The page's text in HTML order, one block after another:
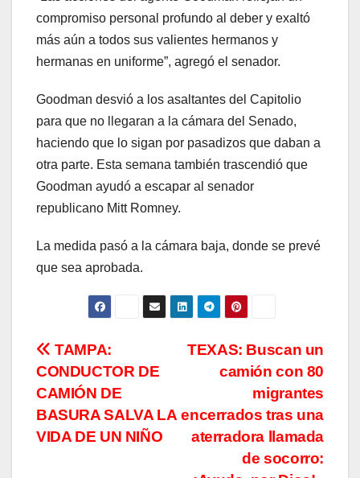
compromiso personal profundo al deber y exaltó
más aún a todos sus valientes hermanos y
hermanas en uniforme”, agregó el senador.
Goodman desvió a los asaltantes del Capitolio
para que no llegaran a la cámara del Senado,
haciendo que lo sigan por pasadizos que daban a
otra parte. Esta semana también trascendió que
Goodman ayudó a escapar al senador
republicano Mitt Romney.
La medida pasó a la cámara baja, donde se prevé
que sea aprobada.
Navegación
de
entradas
TEXAS: Buscan un
camión con 80
migrantes
encerrados tras una
aterradora llamada
de socorro:
TAMPA:
CONDUCTOR DE
CAMIÓN DE
BASURA SALVA LA
VIDA DE UN NIÑO